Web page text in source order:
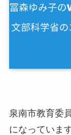
泉南市教育委
になっています